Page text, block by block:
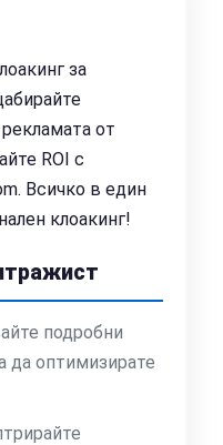
за
от
ROI с
Всичко в един
клоакинг!
подробни
да оптимизирате